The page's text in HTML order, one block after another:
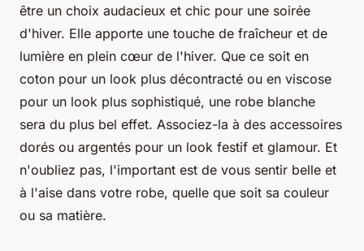
être un choix audacieux et chic pour une soirée
d'hiver. Elle apporte une touche de fraîcheur et de
lumière en plein cœur de l'hiver. Que ce soit en
coton pour un look plus décontracté ou en viscose
pour un look plus sophistiqué, une robe blanche
sera du plus bel effet. Associez-la à des accessoires
dorés ou argentés pour un look festif et glamour. Et
n'oubliez pas, l'important est de vous sentir belle et
à l'aise dans votre robe, quelle que soit sa couleur
ou sa matière.